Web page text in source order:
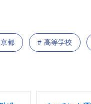
都 高等学校